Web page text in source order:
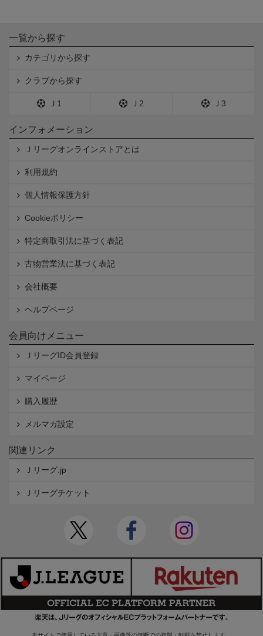
一覧から探す
カテゴリから探す
クラブから探す
Ｊ1 Ｊ2 Ｊ3
インフォメーション
Ｊリーグオンラインストアとは
利用規約
個人情報保護方針
Cookieポリシー
特定商取引法に基づく表記
古物営業法に基づく表記
会社概要
ヘルプページ
会員向けメニュー
ＪリーグID会員登録
マイページ
購入履歴
メルマガ設定
関連リンク
Ｊリーグ.jp
Ｊリーグチケット